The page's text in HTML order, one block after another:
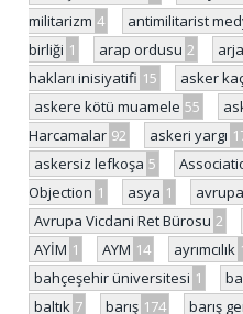
militarizm 4 antimilitarist
birliği 1 arap ordusu 2
hakları inisiyatifi 15 asker
askere kötü muamele 55
Harcamalar 92 askeri yargı
askersiz lefkoşa 5
Objection 1 asya 1 avrupa
Avrupa Vicdani Ret Bürosu 2
AYİM 1 AYM 14 ayrımcılık
bahçeşehir üniversitesi 1
baltık 7 barış 174 barış